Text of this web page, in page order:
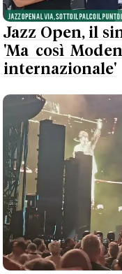
Jazz Open, il
'Ma così
internazionale'